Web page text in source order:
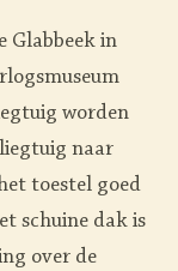
Glabbeek in
worden
naar
toestel goed
schuine dak is
over de